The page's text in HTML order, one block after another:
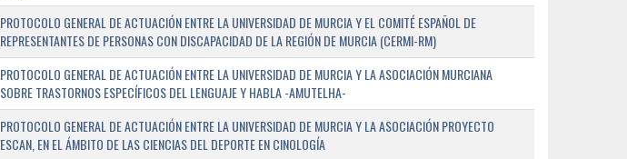
PROTOCOLO GENERAL DE ACTUACIÓN ENTRE LA UNIVERSIDAD DE MURCIA Y EL COMITÉ ESPAÑOL DE
REPRESENTANTES DE PERSONAS CON DISCAPACIDAD DE LA REGIÓN DE MURCIA (CERMI-RM)
PROTOCOLO GENERAL DE ACTUACIÓN ENTRE LA UNIVERSIDAD DE MURCIA Y LA ASOCIACIÓN MURCIANA
SOBRE TRASTORNOS ESPECÍFICOS DEL LENGUAJE Y HABLA -AMUTELHA-
PROTOCOLO GENERAL DE ACTUACIÓN ENTRE LA UNIVERSIDAD DE MURCIA Y LA ASOCIACIÓN PROYECTO
ESCAN, EN EL ÁMBITO DE LAS CIENCIAS DEL DEPORTE EN CINOLOGÍA